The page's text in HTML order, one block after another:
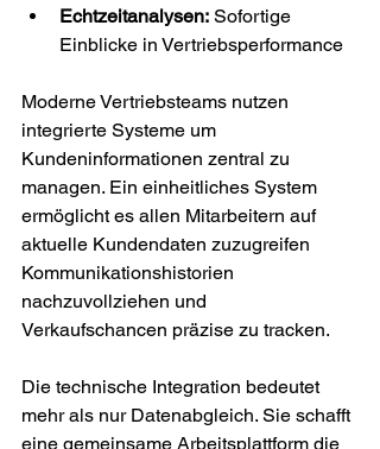
Echtzeitanalysen: Sofortige
Einblicke in Vertriebsperformance
Moderne Vertriebsteams nutzen
integrierte Systeme um
Kundeninformationen zentral zu
managen. Ein einheitliches System
ermöglicht es allen Mitarbeitern auf
aktuelle Kundendaten zuzugreifen
Kommunikationshistorien
nachzuvollziehen und
Verkaufschancen präzise zu tracken.
Die technische Integration bedeutet
mehr als nur Datenabgleich. Sie schafft
eine gemeinsame Arbeitsplattform die